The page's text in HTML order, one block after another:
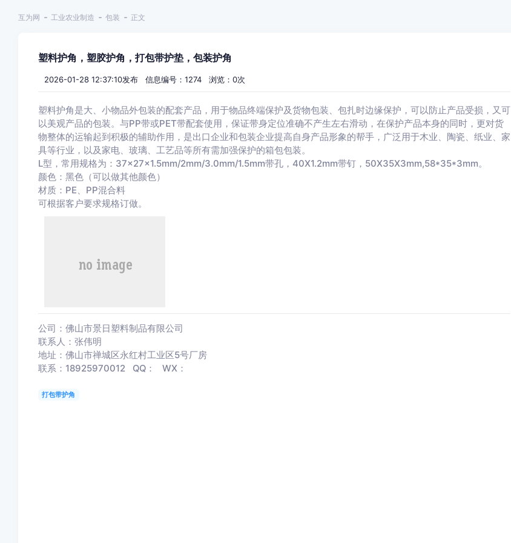
互为网 工业农业制造 包装 正文
塑料护角，塑胶护角，打包带护垫，包装护角
2026-01-28 12:37:10发布 信息编号：1274 浏览： 0次
塑料护角是大、小物品外包装的配套产品，用于物品终端保护及货物包装、包扎时边缘保护，可以防止产品受损，又可
以美观产品的包装。与PP带或PET带配套使用，保证带身定位准确不产生左右滑动，在保护产品本身的同时，更对货
物整体的运输起到积极的辅助作用，是出口企业和包装企业提高自身产品形象的帮手，广泛用于木业、陶瓷、纸业、家
具等行业，以及家电、玻璃、工艺品等所有需加强保护的箱包包装。
L型，常用规格为：37×27×1.5mm/2mm/3.0mm/1.5mm带孔，40X1.2mm带钉，50X35X3mm,58*35*3mm。
颜色：黑色（可以做其他颜色）
材质：PE、PP混合料
可根据客户要求规格订做。
公司：佛山市景日塑料制品有限公司
联系人：张伟明
地址：佛山市禅城区永红村工业区5号厂房
联系：18925970012 QQ： WX：
打包带护角